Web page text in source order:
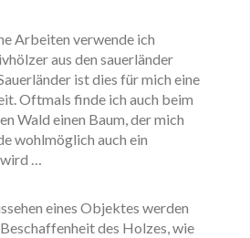
Arbeiten verwende ich
aus den sauerländer
ist dies für mich eine
Oftmals finde ich auch beim
Wald einen Baum, der mich
wohlmöglich auch ein
…
eines Objektes werden
des Holzes, wie